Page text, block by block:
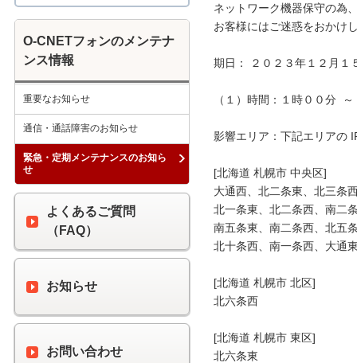
ネットワーク機器保守の為
お客様にはご迷惑をおかけ
期日： ２０２３年１２月１
（１）時間：１時００分
影響エリア：下記エリアの
[北海道 札幌市 中央区]
大通西、北二条東、北三条
北一条東、北二条西、南二
南五条東、南二条西、北五
北十条西、南一条西、大通
[北海道 札幌市 北区]
北六条西
[北海道 札幌市 東区]
北六条東
O-CNETフォンのメンテナ
ンス情報
重要なお知らせ
通信・通話障害のお知らせ
緊急・定期メンテナンスのお知ら
せ
よくあるご質問
（FAQ）
お知らせ
お問い合わせ